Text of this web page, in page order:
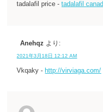
tadalafil price -tadalafil
Anehqz より:
2021年3月18日 12:12 AM
Vkqaky - http://virviaga.com/